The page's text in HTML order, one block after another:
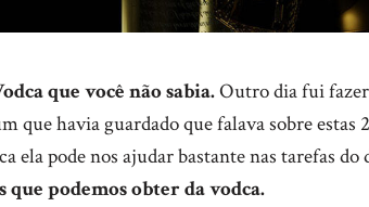
que você não sabia.Outro dia fui
que havia guardado que falava sobre
ela pode nos ajudar bastante nas tarefas do
que podemos obter da vodca.